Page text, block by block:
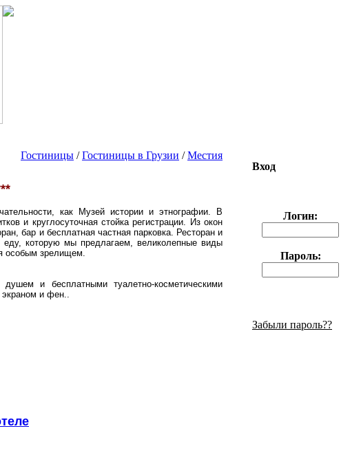
Гостиницы /Гостиницы в Грузии /Местия
как Музей истории и этнографии. В
и круглосуточная стойка регистрации. Из окон
бар и бесплатная частная парковка. Ресторан и
которую мы предлагаем, великолепные виды
особым зрелищем.
и бесплатными туалетно-косметическими
экраном и фен..
Вход
Логин:
Пароль:
Забыли пароль??